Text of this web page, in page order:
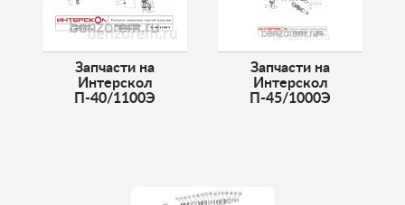
Запчасти на
Интерскол
П-40/1100Э
Запчасти на
Интерскол
П-45/1000Э